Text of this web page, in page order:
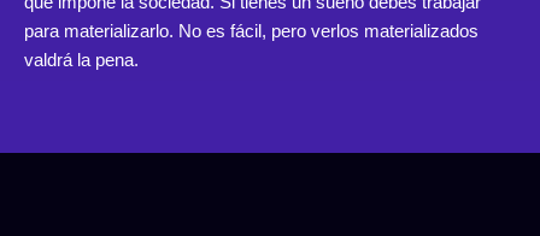
para materializarlo. No es fácil, pero verlos materializados
valdrá la pena.